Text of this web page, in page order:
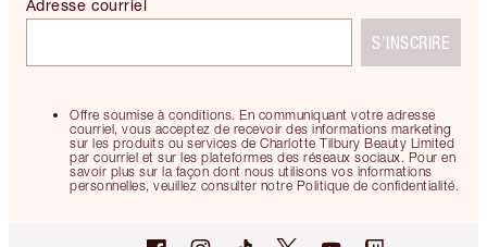
Offre soumise à conditions. En communiquant votre adresse
courriel, vous acceptez de recevoir des informations marketing
sur les produits ou services de Charlotte Tilbury Beauty Limited
par courriel et sur les plateformes des réseaux sociaux. Pour en
savoir plus sur la façon dont nous utilisons vos informations
personnelles, veuillez consulter notre Politique de confidentialité.
Adresse courriel
S’INSCRIRE